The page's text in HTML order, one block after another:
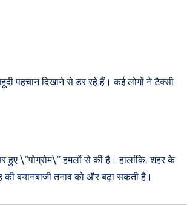
पहचान दिखाने से डर रहे हैं। कई लोगों ने टैक्सी
हुए \”पोग्रोम\” हमलों से की है। हालांकि, शहर के
बयानबाजी तनाव को और बढ़ा सकती है।